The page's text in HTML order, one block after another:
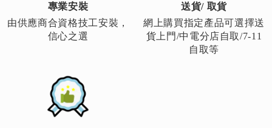
專業安裝
由供應商合資格技工安裝，
信心之選
送貨/ 取貨
網上購買指定產品可選擇送
貨上門/中電分店自取/7-11
自取等